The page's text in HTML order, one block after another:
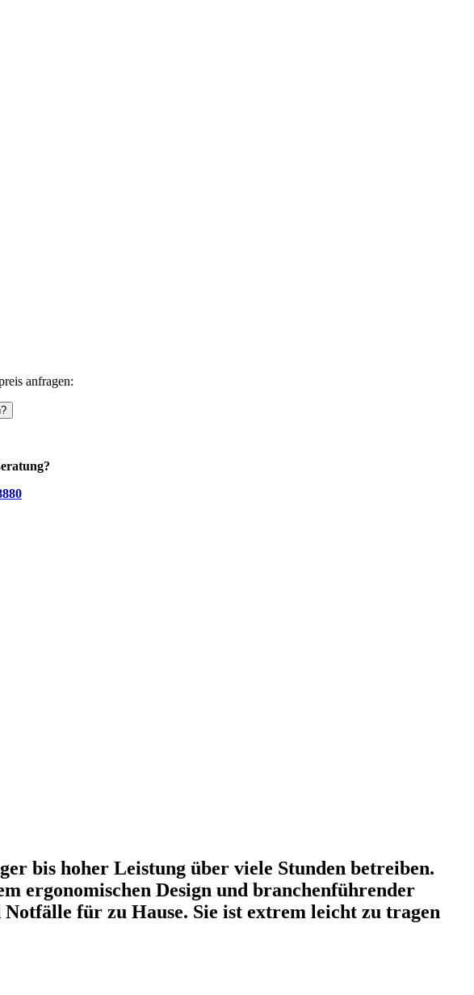
anfragen:
bis hoher Leistung über viele Stunden betreiben.
ergonomischen Design und branchenführender
für zu Hause. Sie ist extrem leicht zu tragen